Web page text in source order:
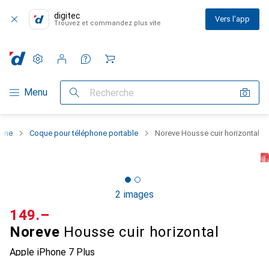
digitec
Trouvez et commandez plus vite Vers l'app
Navigation par catégorie
Menu Recherche
Paramètres
Compte client
Listes de comparaison
Listes d'envies
Panier
Coque pour téléphone portable Noreve Housse cuir horizontal
2 images
Noreve Housse cuir horizontal
Apple iPhone 7 Plus
CHF
149.–